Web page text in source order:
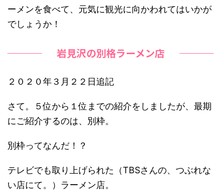
ーメンを食べて、元気に観光に向かわれてはいかが
でしょうか！
岩見沢の別格ラーメン店
２０２０年３月２２日追記
さて。５位から１位までの紹介をしましたが、最期
にご紹介するのは、別枠。
別枠ってなんだ！？
テレビでも取り上げられた（TBSさんの、つぶれな
い店にて。）ラーメン店。